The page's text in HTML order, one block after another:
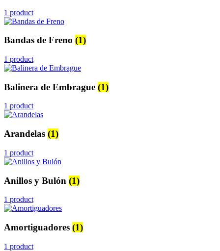
1 product
Bandas de Freno (1)
1 product
Balinera de Embrague (1)
1 product
Arandelas (1)
1 product
Anillos y Bulón (1)
1 product
Amortiguadores (1)
1 product